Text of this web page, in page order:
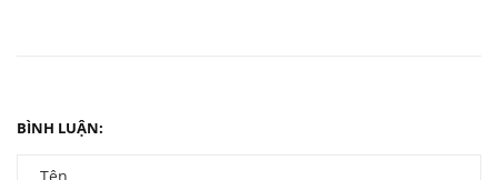
BÌNH LUẬN: